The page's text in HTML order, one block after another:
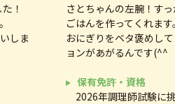
！
しま
さとちゃんの左腕！す
ごはんを作ってくれま
おにぎりをベタ褒めし
ョンがあがるんです(^^
保有免許・資格
2026年調理師試験に